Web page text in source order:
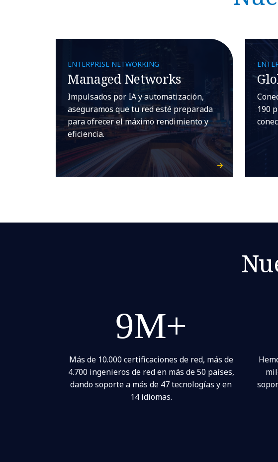
ENTERPRISE NETWORKING
Managed Networks
Impulsados por IA y automatización,
aseguramos que tu red esté preparada
para ofrecer el máximo rendimiento y
eficiencia.
190
9M+
Más de 10.000 certificaciones de red, más de
4.700 ingenieros de red en más de 50 países,
dando soporte a más de 47 tecnologías y en
14 idiomas.